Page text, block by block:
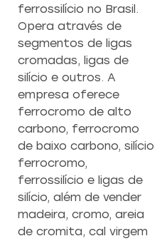
ferrossilício no Brasil.
Opera através de
segmentos de ligas
cromadas, ligas de
silício e outros. A
empresa oferece
ferrocromo de alto
carbono, ferrocromo
de baixo carbono, silício
ferrocromo,
ferrossilício e ligas de
silício, além de vender
madeira, cromo, areia
de cromita, cal virgem